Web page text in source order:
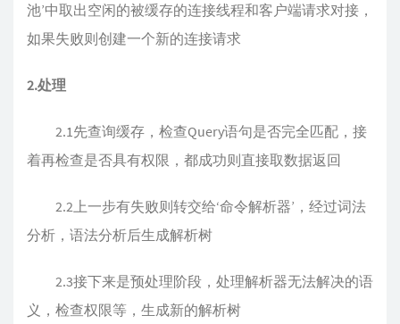
池’中取出空闲的被缓存的连接线程和客户端请求对接，
如果失败则创建一个新的连接请求
2.处理
2.1先查询缓存，检查Query语句是否完全匹配，接
着再检查是否具有权限，都成功则直接取数据返回
2.2上一步有失败则转交给‘命令解析器’，经过词法
分析，语法分析后生成解析树
2.3接下来是预处理阶段，处理解析器无法解决的语
义，检查权限等，生成新的解析树